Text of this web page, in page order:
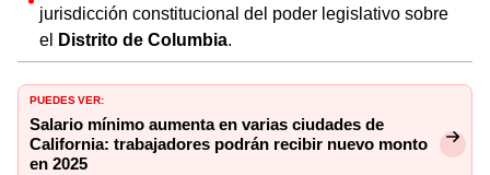
jurisdicción constitucional del poder legislativo sobre
el Distrito de Columbia.
PUEDES VER:
Salario mínimo aumenta en varias ciudades de
California: trabajadores podrán recibir nuevo monto
en 2025